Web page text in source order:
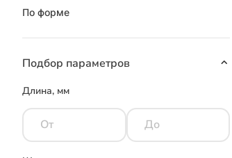
По форме
Подбор параметров
Длина, мм